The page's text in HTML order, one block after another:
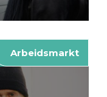
Arbeidsmarkt